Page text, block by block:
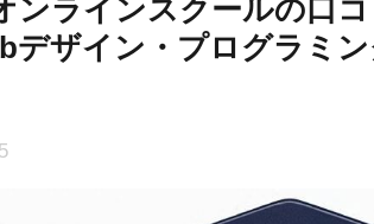
ンラインスクールの口
デザイン・プログラミ